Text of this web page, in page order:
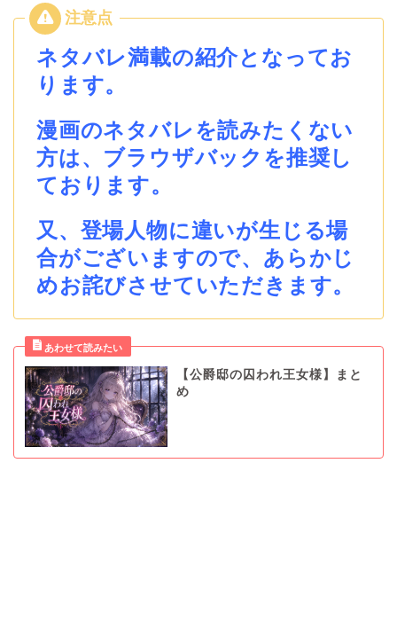
ネタバレ満載の紹介となってお
ります。
漫画のネタバレを読みたくない
方は、ブラウザバックを推奨し
ております。
又、登場人物に違いが生じる場
合がございますので、あらかじ
めお詫びさせていただきます。
【公爵邸の囚われ王女様】まと
め